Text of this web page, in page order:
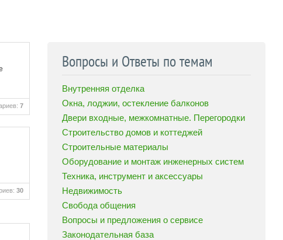
7
30
Вопросы и Ответы по темам
Внутренняя отделка
Окна, лоджии, остекление балконов
Двери входные, межкомнатные. Перегородки
Строительство домов и коттеджей
Строительные материалы
Оборудование и монтаж инженерных систем
Техника, инструмент и аксессуары
Недвижимость
Свобода общения
Вопросы и предложения о сервисе
Законодательная база